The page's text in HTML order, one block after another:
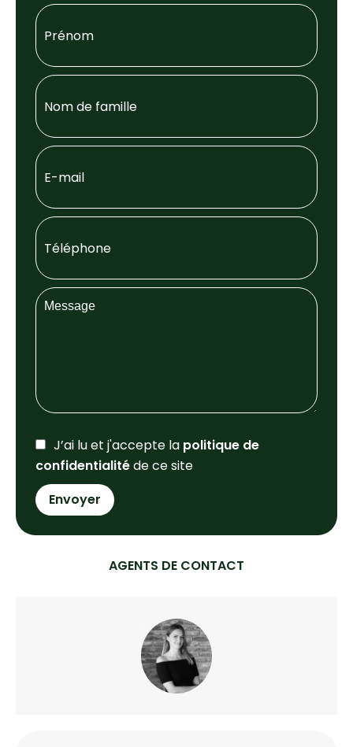
J’ai lu et j'accepte la politique de
confidentialitéde ce site
Envoyer
AGENTS DE CONTACT